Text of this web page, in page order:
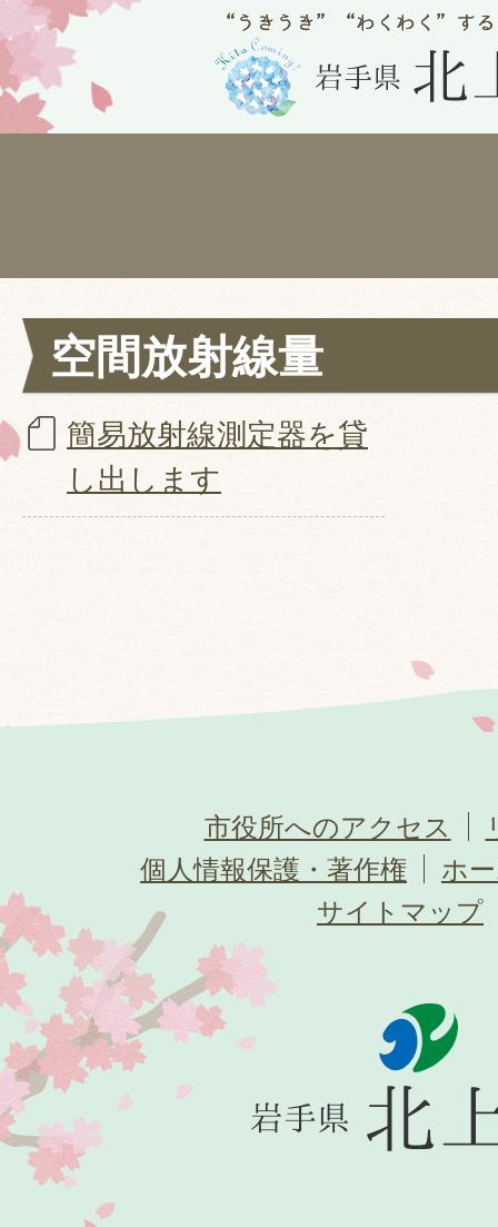
空間放射線量
簡易放射線測定器を貸
し出します
市役所へのアクセス
個人情報保護・著作権
ホ
サイトマップ